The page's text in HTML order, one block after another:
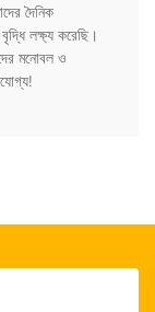
দৈনিক
লক্ষ্য করেছি।
মনোবল ও